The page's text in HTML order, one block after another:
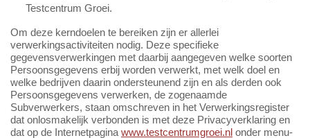
Testcentrum Groei.
Om deze kerndoelen te bereiken zijn er allerlei
verwerkingsactiviteiten nodig. Deze specifieke
gegevensverwerkingen met daarbij aangegeven welke soorten
Persoonsgegevens erbij worden verwerkt, met welk doel en
welke bedrijven daarin ondersteunend zijn en als derden ook
Persoonsgegevens verwerken, de zogenaamde
Subverwerkers, staan omschreven in het Verwerkingsregister
dat onlosmakelijk verbonden is met deze Privacyverklaring en
dat op de Internetpagina www.testcentrumgroei.nl onder menu-